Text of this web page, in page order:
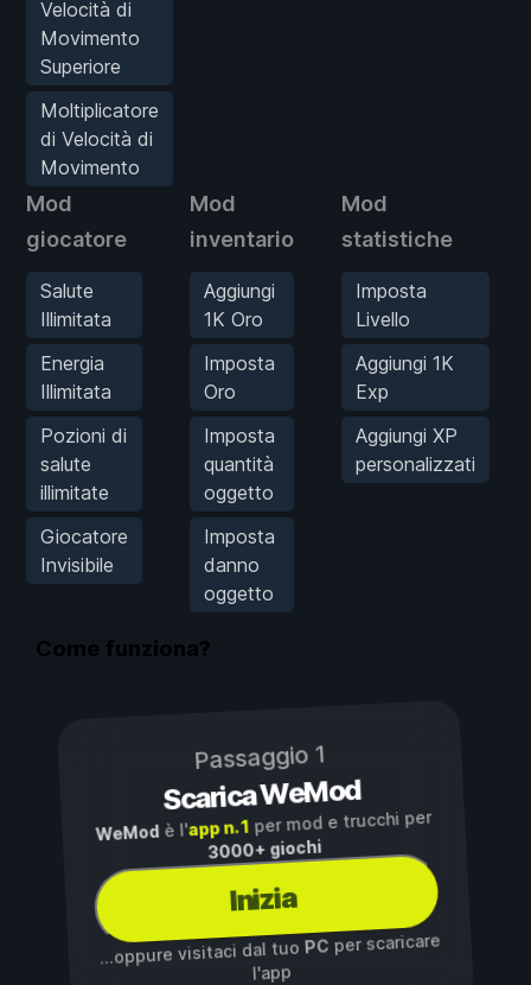
Velocità di
Movimento
Superiore
Moltiplicatore
di Velocità di
Movimento
Mod
giocatore
Salute
Illimitata
Energia
Illimitata
Pozioni di
salute
illimitate
Giocatore
Invisibile
Mod
inventario
Aggiungi
1K Oro
Imposta
Oro
Imposta
quantità
oggetto
Imposta
danno
oggetto
Mod
statistiche
Imposta
Livello
Aggiungi 1K
Exp
Aggiungi XP
personalizzati
Come funziona?
Passaggio 1
Scarica WeMod
WeMod è l'app n. 1per mod e trucchi per
3000+ giochi
Inizia
...oppure visitaci dal tuoPC per scaricare
l'app